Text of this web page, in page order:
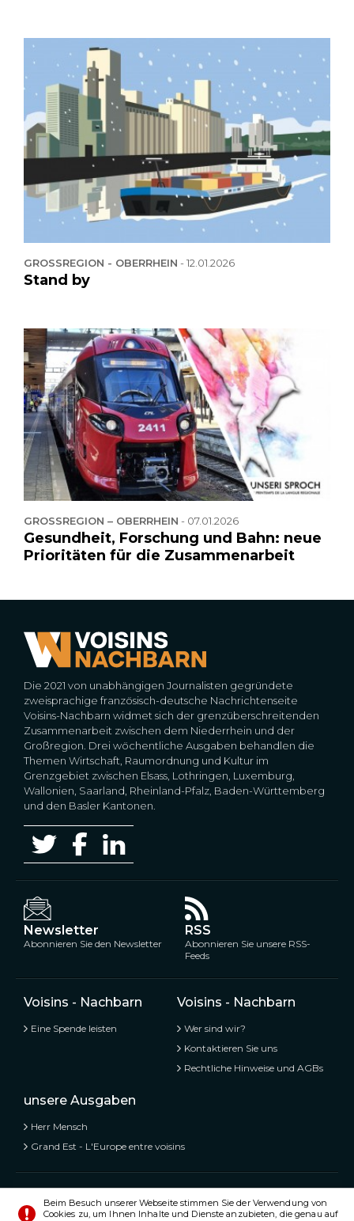
GROSSREGION - OBERRHEIN -12.01.2026
Stand by
GROSSREGION – OBERRHEIN - 07.01.2026
Gesundheit, Forschung und Bahn: neue
Prioritäten für die Zusammenarbeit
Die 2021 von unabhängigen Journalisten gegründete
zweisprachige französisch-deutsche Nachrichtenseite
Voisins-Nachbarn widmet sich der grenzüberschreitenden
Zusammenarbeit zwischen dem Niederrhein und der
Großregion. Drei wöchentliche Ausgaben behandlen die
Themen Wirtschaft, Raumordnung und Kultur im
Grenzgebiet zwischen Elsass, Lothringen, Luxemburg,
Wallonien, Saarland, Rheinland-Pfalz, Baden-Württemberg
und den Basler Kantonen.
Newsletter
Abonnieren Sie den Newsletter
RSS
Abonnieren Sie unsere RSS-
Feeds
Voisins - Nachbarn
Eine Spende leisten
Voisins - Nachbarn
Wer sind wir?
Kontaktieren Sie uns
Rechtliche Hinweise und AGBs
unsere Ausgaben
Herr Mensch
Grand Est - L'Europe entre voisins
Voisins - Nachbarn, Kostenlose und geteilte Informationen
© Alle Rechte vorbehalten 2020 - 2026
Beim Besuch unserer Webseite stimmen Sie der Verwendung von
Cookies zu, um Ihnen Inhalte und Dienste anzubieten, die genau auf